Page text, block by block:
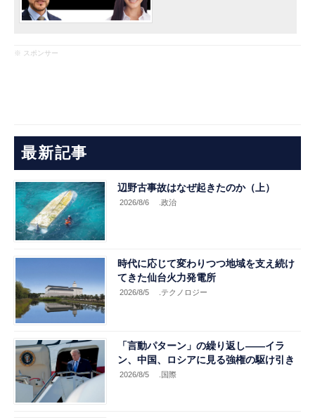
※ スポンサー
最新記事
辺野古事故はなぜ起きたのか（上）
2026/8/6 .政治
時代に応じて変わりつつ地域を支え続け
てきた仙台火力発電所
2026/8/5 .テクノロジー
「言動パターン」の繰り返し――イラ
ン、中国、ロシアに見る強権の駆け引き
2026/8/5 .国際